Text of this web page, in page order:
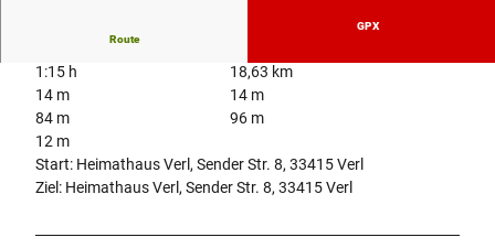
Route
GPX
1:15 h
18,63 km
14 m
14 m
84 m
96 m
12 m
Start: Heimathaus Verl, Sender Str. 8, 33415 Verl
Ziel: Heimathaus Verl, Sender Str. 8, 33415 Verl